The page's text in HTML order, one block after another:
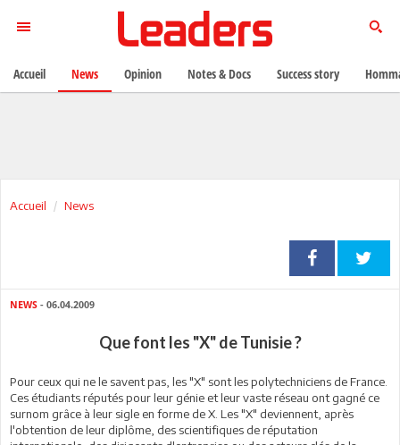
Accueil News
NEWS - 06.04.2009
Que font les "X" de Tunisie ?
Pour ceux qui ne le savent pas, les "X" sont les polytechniciens de France.
Ces étudiants réputés pour leur génie et leur vaste réseau ont gagné ce
surnom grâce à leur sigle en forme de X. Les "X" deviennent, après
l'obtention de leur diplôme, des scientifiques de réputation
Accueil News Opinion Notes & Docs Success story